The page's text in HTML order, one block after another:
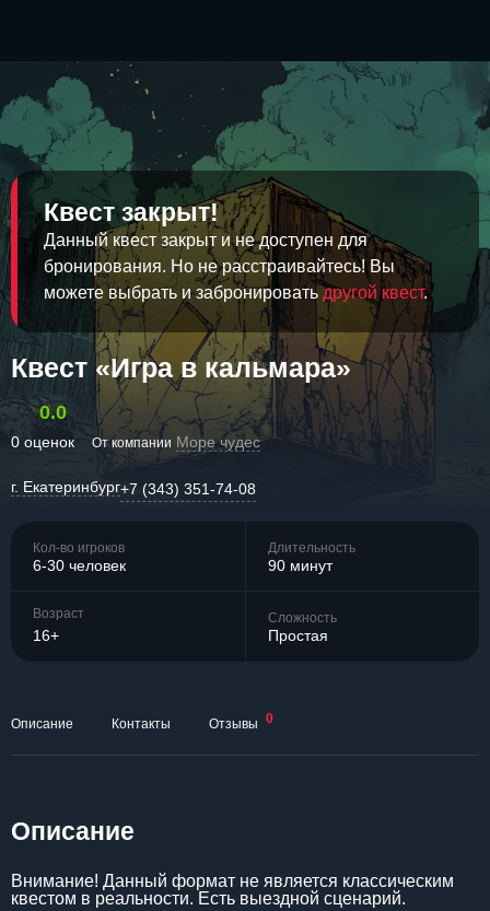
Квест закрыт!
Данный квест закрыт и не доступен для
бронирования. Но не расстраивайтесь! Вы
можете выбрать и забронировать другой квест.
Квест «Игра в кальмара»
0.0
0 оценок От компании Море чудес
г. Екатеринбург+7 (343) 351-74-08
Кол-во игроков
6-30 человек
Длительность
90 минут
Возраст
16+
Сложность
Простая
Описание Контакты Отзывы 0
Описание
Внимание! Данный формат не является классическим
квестом в реальности. Есть выездной сценарий.